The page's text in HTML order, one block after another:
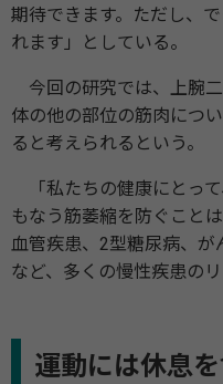
期待できます。ただし、
れます」としている。
今回の研究では、上腕二
体の他の部位の筋肉につ
ると考えられるという。
「私たちの健康にとっ
もなう筋萎縮を防ぐこと
血管疾患、2型糖尿病、が
など、多くの慢性疾患の
運動には休息